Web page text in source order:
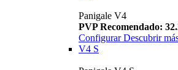
Panigale V4
PVP Recomendado:
Configurar Descubrir
V4 S